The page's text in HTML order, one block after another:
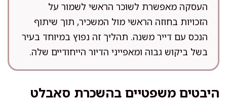
העסקה מאפשרת לשוכר הראשי לשמור על
הזכויות בחוזה הראשי מול המשכיר, תוך שיתוף
הנכס עם דייר משנה. תהליך זה נפוץ במיוחד בעיר
בשל ביקוש גבוה ומאפייני הדיור הייחודיים שלה.
היבטים משפטיים בהשכרת סאבלט